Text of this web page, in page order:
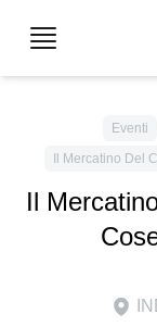
Eventi
Il Mercatino Del
Il